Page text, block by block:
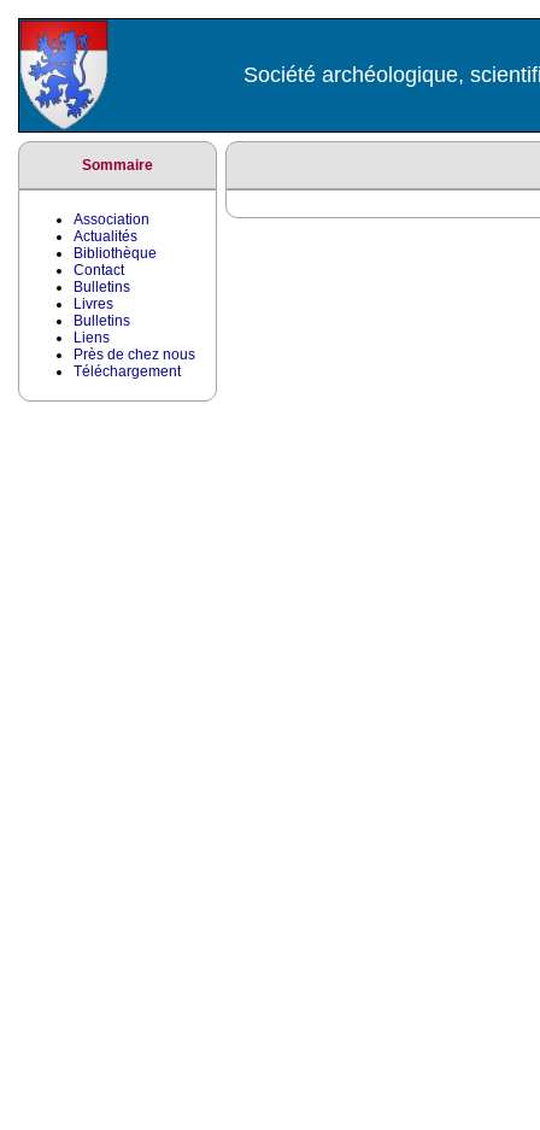
Société archéologique,
Sommaire
Association
Actualités
Bibliothèque
Contact
Bulletins
Livres
Bulletins
Liens
Près de chez nous
Téléchargement